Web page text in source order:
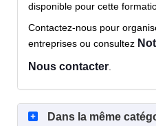
disponible pour cette
Contactez-nous pour
entreprises ou consultez
Nous contacter.
Dans la même